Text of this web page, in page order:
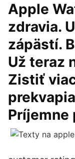
Apple
zdravia.
zápästí.
Už teraz
Zistiť
Príjemne